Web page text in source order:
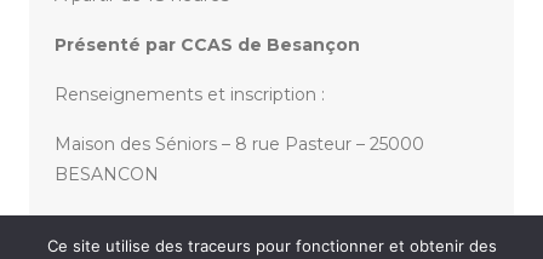
Présenté par CCAS de Besançon
Renseignements et inscription :
Maison des Séniors – 8 rue Pasteur – 25000
BESANCON
Ce site utilise des traceurs pour fonctionner et obtenir des